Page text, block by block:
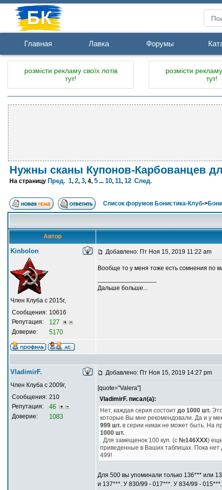
Главная Лавка Форумы
розмісти рекламу своїх лотів
тут!
розмісти
тут!
Нужны сканы Купонов-Карбованцев
На страницу Пред. 1, 2, 3, 4, 5 ... 10, 11, 12 След.
Список форумов Бонистика-Клуб->
Автор
Kinbolon
Член Клуба с 2015г,
Сообщения: 10616
Репутация:
127
Доверие: 5170
Добавлено: Пт Ноя 15, 2019 11:22 am
Вообще то у меня тоже есть сомнения по
Дальше больше...
VladimirF.
Член Клуба с 2009г,
Сообщения: 210
Репутация:
46
Доверие: 1083
Добавлено: Пт Ноя 15, 2019 14:27 pm
[quote="Valera"]
VladimirF. писал(а):
Нет, каждая серия состоит до 1000 шт.
которые Вы мне рекомендовали. Да и у
999 шт. в серии никак не может быть. На
1000 шт.
. Для замещенок 100 куп. (с №146ХХХ)
приведенные в Ваших таблицах. Пока
499!
Для 500 вы упоминали только 136*** или
и 137***. У 830/99 - 017***. У 834/99 -